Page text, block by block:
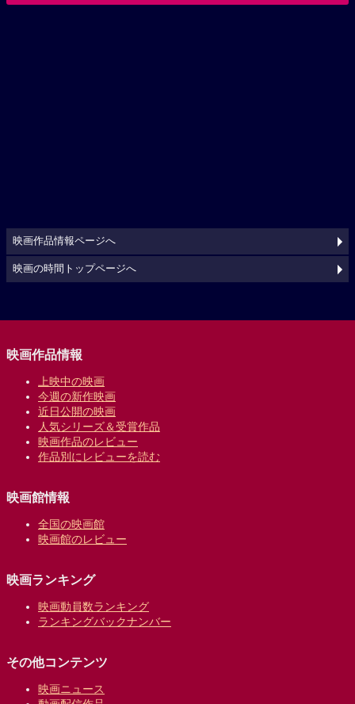
映画作品情報ページへ
映画の時間トップページへ
映画作品情報
上映中の映画
今週の新作映画
近日公開の映画
人気シリーズ＆受賞作品
映画作品のレビュー
作品別にレビューを読む
映画館情報
全国の映画館
映画館のレビュー
映画ランキング
映画動員数ランキング
ランキングバックナンバー
その他コンテンツ
映画ニュース